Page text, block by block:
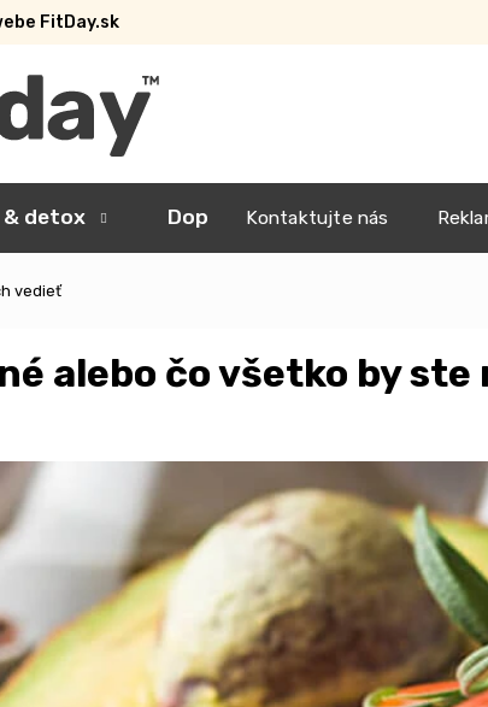
FitDay.sk
Kontaktujte nás
detox Doplnky Blog Náš
vedieť
alebo čo všetko by ste